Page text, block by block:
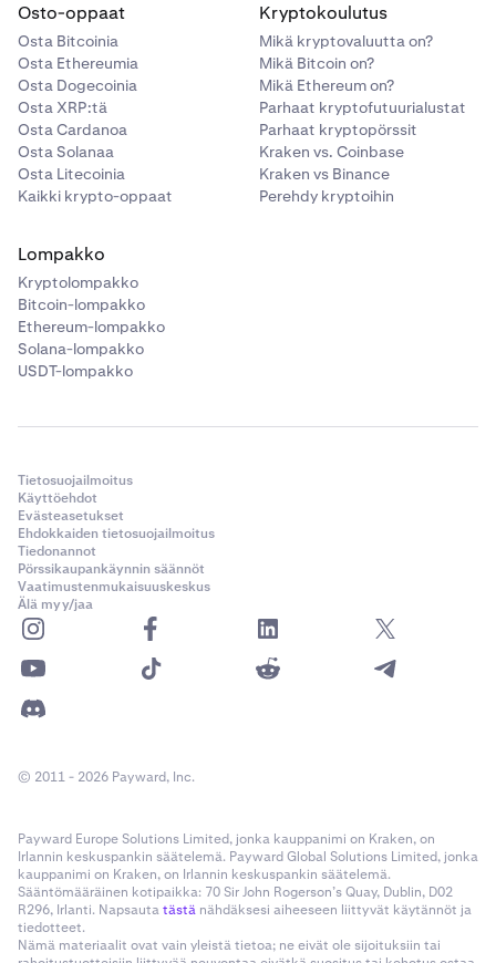
Osto-oppaat
Osta Bitcoinia
Osta Ethereumia
Osta Dogecoinia
Osta XRP:tä
Osta Cardanoa
Osta Solanaa
Osta Litecoinia
Kaikki krypto-oppaat
Kryptokoulutus
Mikä kryptovaluutta on?
Mikä Bitcoin on?
Mikä Ethereum on?
Parhaat kryptofutuurialustat
Parhaat kryptopörssit
Kraken vs. Coinbase
Kraken vs Binance
Perehdy kryptoihin
Lompakko
Kryptolompakko
Bitcoin-lompakko
Ethereum-lompakko
Solana-lompakko
USDT-lompakko
Tietosuojailmoitus
Käyttöehdot
Evästeasetukset
Ehdokkaiden tietosuojailmoitus
Tiedonannot
Pörssikaupankäynnin säännöt
Vaatimustenmukaisuuskeskus
Älä myy/jaa
© 2011 - 2026 Payward, Inc.
Payward Europe Solutions Limited, jonka kauppanimi on Kraken, on
Irlannin keskuspankin säätelemä. Payward Global Solutions Limited, jonka
kauppanimi on Kraken, on Irlannin keskuspankin säätelemä.
Sääntömääräinen kotipaikka: 70 Sir John Rogerson’s Quay, Dublin, D02
R296, Irlanti. Napsautatästä nähdäksesi aiheeseen liittyvät käytännöt ja
tiedotteet.
Nämä materiaalit ovat vain yleistä tietoa; ne eivät ole sijoituksiin tai